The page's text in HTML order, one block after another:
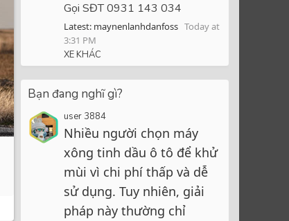
Gọi SĐT 0931 143 034
Latest: maynenlanhdanfoss Today at
3:31 PM
XE KHÁC
Bạn đang nghĩ gì?
user 3884
Nhiều người chọn máy
xông tinh dầu ô tô để khử
mùi vì chi phí thấp và dễ
sử dụng. Tuy nhiên, giải
pháp này thường chỉ